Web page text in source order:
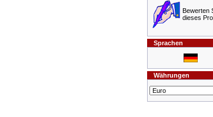
Bewerten
dieses
Sprachen
Währungen